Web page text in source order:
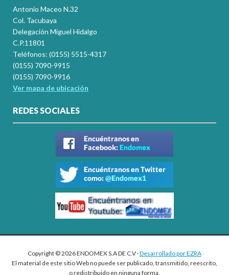
Antonio Maceo N.32
Col. Tacubaya
Delegación Miguel Hidalgo
C.P.11801
Teléfonos: (0155) 5515-4317
(0155) 7090-9915
(0155) 7090-9916
Ver mapa de ubicación
REDES SOCIALES
Copyright © 2026 ENDOMEX S.A DE C.V ·Desarrollado por EZRA
El material de este sitio Web no puede ser publicado, transmitido, reescrito,
o redistribuido en ninguna forma.